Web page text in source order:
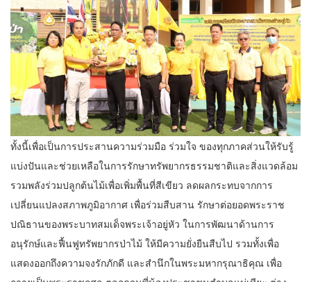
ทั้งนี้เพื่อเป็นการประสานความร่วมมือ ร่วมใจ ของทุกภาคส่วนให้รับรู้
แบ่งปันและช่วยเหลือในการรักษาทรัพยากรธรรมชาติและสิ่งแวดล้อม
รวมพลังร่วมปลูกต้นไม้เพื่อเพิ่มพื้นที่สีเขียว ลดผลกระทบจากการ
เปลี่ยนแปลงสภาพภูมิอากาศ เพื่อร่วมสืบสาน รักษาต่อยอดพระราช
ปณิธานของพระบาทสมเด็จพระเจ้าอยู่หัว ในการพัฒนาด้านการ
อนุรักษ์และฟื้นฟูทรัพยากรป่าไม้ ให้มีความยั่งยืนสืบไป รวมทั้งเพื่อ
แสดงออกถึงความจงรักภักดี และสำนึกในพระมหากรุณาธิคุณ เพื่อ